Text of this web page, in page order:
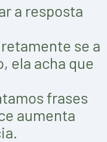
a resposta
se a
ela acha que
frases
aumenta